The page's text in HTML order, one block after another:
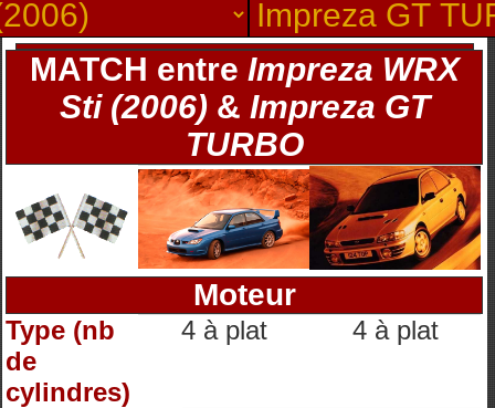
MATCH entre Impreza WRX
Sti (2006) & Impreza GT
TURBO
Moteur
Type (nb
de
cylindres)
4 à plat 4 à plat